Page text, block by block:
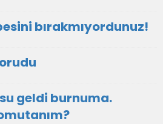
bırakmıyordunuz!
geldi burnuma.